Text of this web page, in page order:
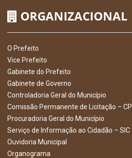
ORGANIZACIONAL
O Prefeito
Vice Prefeito
Gabinete do Prefeito
Gabinete de Governo
Controladoria Geral do Município
Comissão Permanente de Licitação – CPL
Procuradoria Geral do Município
Serviço de Informação ao Cidadão – SIC
Ouvidoria Municipal
Organograma